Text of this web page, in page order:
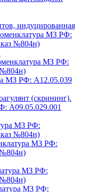
индуцированная
МЗ РФ:
№804н)
МЗ РФ:
МЗ РФ: A12.05.039
(скрининг).
A09.05.029.001
МЗ РФ:
№804н)
МЗ РФ:
МЗ РФ:
МЗ РФ: